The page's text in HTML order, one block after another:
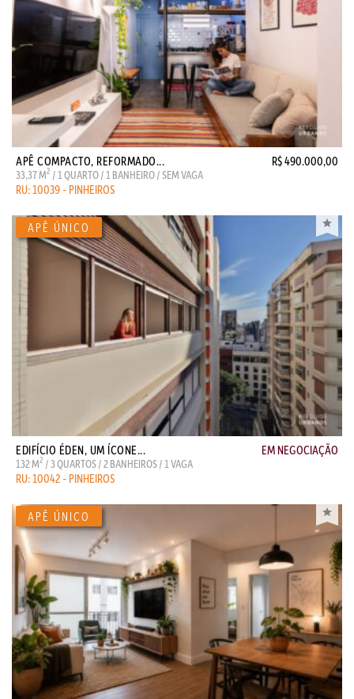
APÊ COMPACTO, REFORMADO... R$ 490.000,00
33,37 M2 / 1 QUARTO / 1 BANHEIRO / SEM VAGA
RU: 10039 - PINHEIROS
EDIFÍCIO ÉDEN, UM ÍCONE... EM NEGOCIAÇÃO
132 M2 / 3 QUARTOS / 2 BANHEIROS / 1 VAGA
RU: 10042 - PINHEIROS